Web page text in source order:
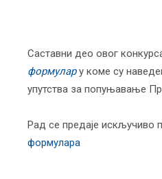
Саставни део овог
формулар у коме су
упутства за попуњавање
Рад се предаје искључиво
формулара